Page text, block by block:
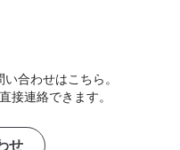
合わせはこちら。
接連絡できます。
せ